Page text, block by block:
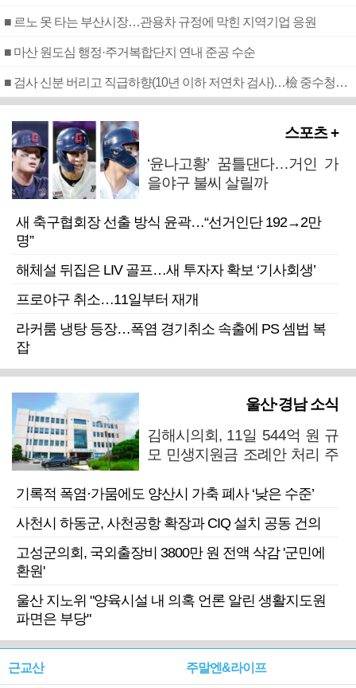
■ 르노 못 타는 부산시장…관용차 규정에 막힌 지역기업 응원
■ 마산 원도심 행정·주거복합단지 연내 준공 수순
■ 검사 신분 버리고 직급하향(10년 이하 저연차 검사)…檢 중수청행 기피
스포츠 +
‘윤나고황’ 꿈틀댄다…거인 가
을야구 불씨 살릴까
새 축구협회장 선출 방식 윤곽…“선거인단 192→2만
명”
해체설 뒤집은 LIV 골프…새 투자자 확보 ‘기사회생’
프로야구 취소…11일부터 재개
라커룸 냉탕 등장…폭염 경기취소 속출에 PS 셈법 복
잡
울산·경남 소식
김해시의회, 11일 544억 원 규
모 민생지원금 조례안 처리 주
기록적 폭염·가뭄에도 양산시 가축 폐사 ‘낮은 수준’
사천시 하동군, 사천공항 확장과 CIQ 설치 공동 건의
고성군의회, 국외출장비 3800만 원 전액 삭감 '군민에
환원'
울산 지노위 "양육시설 내 의혹 언론 알린 생활지도원
파면은 부당"
근교산 주말엔&라이프